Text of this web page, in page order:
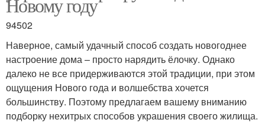
94502
Наверное, самый удачный способ создать новогоднее
настроение дома – просто нарядить ёлочку. Однако
далеко не все придерживаются этой традиции, при этом
ощущения Нового года и волшебства хочется
большинству. Поэтому предлагаем вашему вниманию
подборку нехитрых способов украшения своего жилища.